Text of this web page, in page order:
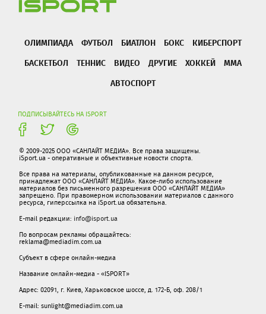
ОЛИМПИАДА ФУТБОЛ БИАТЛОН БОКС
КИБЕРСПОРТ
БАСКЕТБОЛ
ТЕННИС ВИДЕО ДРУГИЕ ХОККЕЙ
ММА
АВТОСПОРТ
ПОДПИСЫВАЙТЕСЬ НА ISPORT
© 2009-2025 ООО «САНЛАЙТ МЕДИА». Все права защищены.
iSport.ua - оперативные и объективные новости спорта.
Все права на материалы, опубликованные на данном ресурсе,
принадлежат ООО «САНЛАЙТ МЕДИА». Какое-либо использование
материалов без письменного разрешения ООО «САНЛАЙТ МЕДИА»
запрещено. При правомерном использовании материалов с данного
ресурса, гиперссылка на iSport.ua обязательна.
E-mail редакции: info@isport.ua
По вопросам рекламы обращайтесь:
reklama@mediadim.com.ua
Субъект в сфере онлайн-медиа
Название онлайн-медиа - «ISPORT»
Адрес: 02091, г. Киев, Харьковское шоссе, д. 172-Б, оф. 208/1
E-mail: sunlight@mediadim.com.ua